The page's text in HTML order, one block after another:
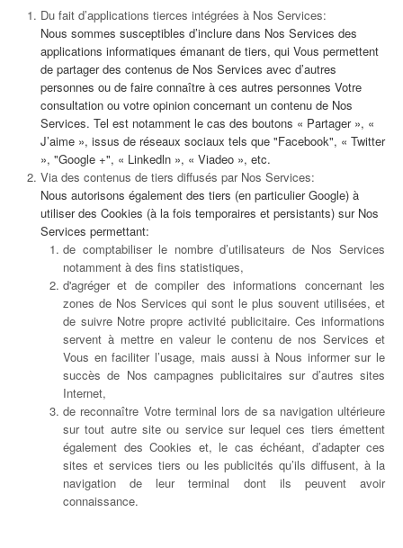
Du fait d’applications tierces intégrées à Nos Services:
Nous sommes susceptibles d’inclure dans Nos Services des
applications informatiques émanant de tiers, qui Vous permettent
de partager des contenus de Nos Services avec d’autres
personnes ou de faire connaître à ces autres personnes Votre
consultation ou votre opinion concernant un contenu de Nos
Services. Tel est notamment le cas des boutons « Partager », «
J’aime », issus de réseaux sociaux tels que "Facebook", « Twitter
», "Google +", « Linkedln », « Viadeo », etc.
Via des contenus de tiers diffusés par Nos Services:
Nous autorisons également des tiers (en particulier Google) à
utiliser des Cookies (à la fois temporaires et persistants) sur Nos
Services permettant:
de comptabiliser le nombre d’utilisateurs de Nos Services
notamment à des fins statistiques,
d'agréger et de compiler des informations concernant les
zones de Nos Services qui sont le plus souvent utilisées, et
de suivre Notre propre activité publicitaire. Ces informations
servent à mettre en valeur le contenu de nos Services et
Vous en faciliter l’usage, mais aussi à Nous informer sur le
succès de Nos campagnes publicitaires sur d’autres sites
Internet,
de reconnaître Votre terminal lors de sa navigation ultérieure
sur tout autre site ou service sur lequel ces tiers émettent
également des Cookies et, le cas échéant, d’adapter ces
sites et services tiers ou les publicités qu’ils diffusent, à la
navigation de leur terminal dont ils peuvent avoir
connaissance.